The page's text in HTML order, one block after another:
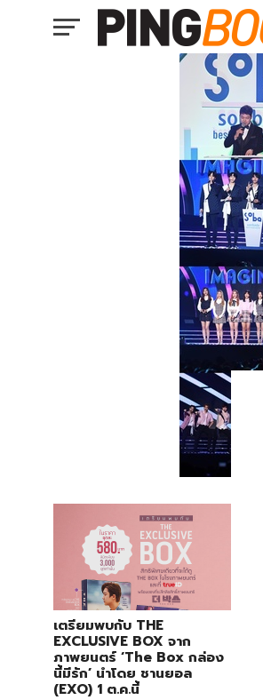
เตรียมพบกับ THE
EXCLUSIVE BOX จาก
ภาพยนตร์ ‘The Box กล่อง
นี้มีรัก’ นำโดย ชานยอล
(EXO) 1 ต.ค.นี้